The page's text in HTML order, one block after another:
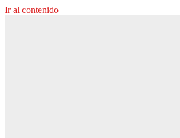
Ir al contenido